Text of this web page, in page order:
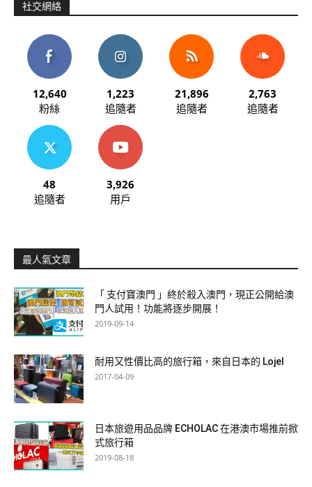
社交網絡
12,640
粉絲
1,223
追隨者
21,896
追隨者
2,763
追隨者
48
追隨者
3,926
用戶
最人氣文章
「 支付寶澳門 」終於殺入澳門，現正公開給澳
門人試用！功能將逐步開展！
2019-09-14
耐用又性價比高的旅行箱，來自日本的 Lojel
2017-04-09
日本旅遊用品品牌 ECHOLAC 在港澳市場推前掀
式旅行箱
2019-08-18